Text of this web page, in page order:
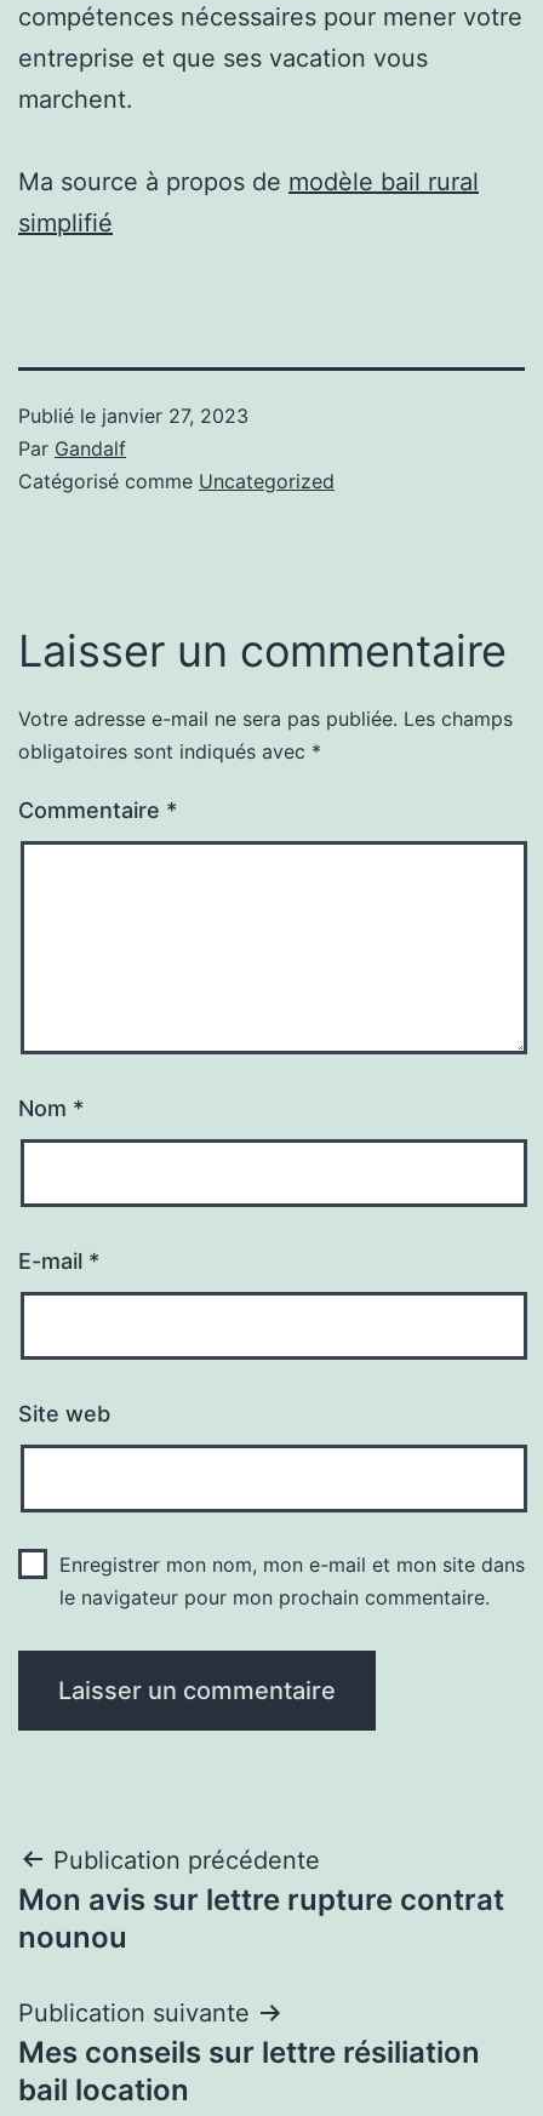
compétences nécessaires pour mener votre
entreprise et que ses vacation vous
marchent.
Ma source à propos de modèle bail rural
simplifié
Publié le janvier 27, 2023
Par Gandalf
Catégorisé comme Uncategorized
Laisser un commentaire
Votre adresse e-mail ne sera pas publiée. Les champs
obligatoires sont indiqués avec *
Commentaire *
Nom *
E-mail *
Site web
Enregistrer mon nom, mon e-mail et mon site dans
le navigateur pour mon prochain commentaire.
Navigation
de
Publication précédente
Mon avis sur lettre rupture contrat
nounou
Publication suivante
Mes conseils sur lettre résiliation
bail location